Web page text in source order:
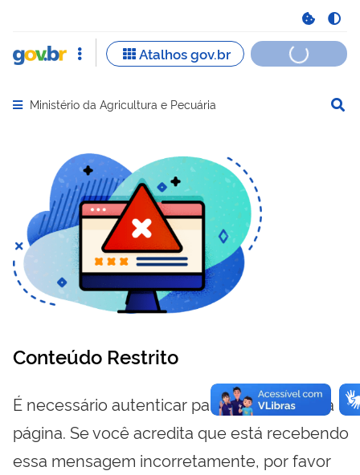
Abrir menu principal de navegação
Ministério da Agricultura e Pecuária
Conteúdo Restrito
É necessário autenticar para visualizar essa
página. Se você acredita que está recebendo
essa mensagem incorretamente, por favor